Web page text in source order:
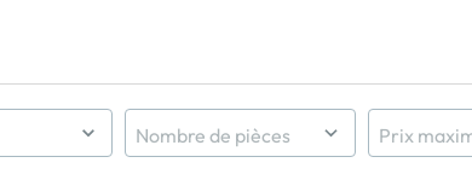
Nombre de pièces Prix